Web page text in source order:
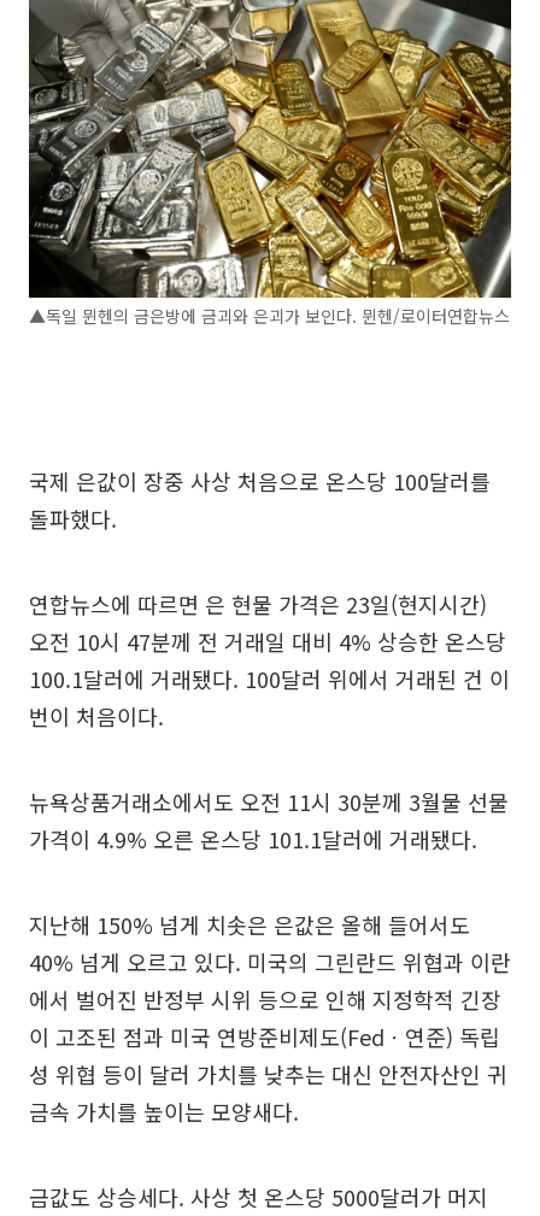
▲독일 뮌헨의 금은방에 금괴와 은괴가 보인다. 뮌헨/로이터연합뉴스
국제 은값이 장중 사상 처음으로 온스당 100달러를
돌파했다.
연합뉴스에 따르면 은 현물 가격은 23일(현지시간)
오전 10시 47분께 전 거래일 대비 4% 상승한 온스당
100.1달러에 거래됐다. 100달러 위에서 거래된 건 이
번이 처음이다.
뉴욕상품거래소에서도 오전 11시 30분께 3월물 선물
가격이 4.9% 오른 온스당 101.1달러에 거래됐다.
지난해 150% 넘게 치솟은 은값은 올해 들어서도
40% 넘게 오르고 있다. 미국의 그린란드 위협과 이란
에서 벌어진 반정부 시위 등으로 인해 지정학적 긴장
이 고조된 점과 미국 연방준비제도(Fedㆍ연준) 독립
성 위협 등이 달러 가치를 낮추는 대신 안전자산인 귀
금속 가치를 높이는 모양새다.
금값도 상승세다. 사상 첫 온스당 5000달러가 머지